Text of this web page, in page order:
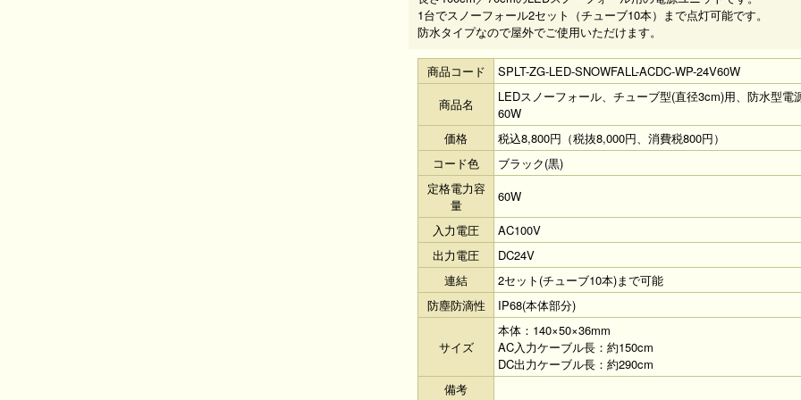
1台でスノーフォール2セット（チューブ10本）まで点灯可能です。
防水タイプなので屋外でご使用いただけます。
商品コード
SPLT-ZG-LED-SNOWFALL-ACDC-WP-24V60W
商品名
LEDスノーフォール、チューブ型(直径3cm)用、防水型電
60W
価格
税込8,800円（税抜8,000円、消費税800円）
コード色
ブラック(黒)
定格電力容
量
60W
入力電圧
AC100V
出力電圧
DC24V
連結
2セット(チューブ10本)まで可能
防塵防滴性
IP68(本体部分)
サイズ
本体：140×50×36mm
AC入力ケーブル長：約150cm
DC出力ケーブル長：約290cm
備考